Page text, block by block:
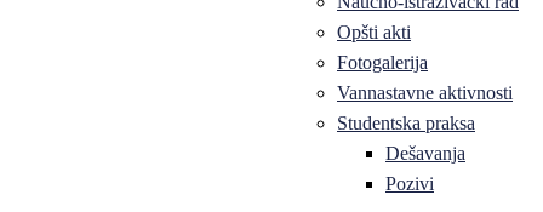
Opšti akti
Fotogalerija
Vannastavne aktivnosti
Studentska praksa
Dešavanja
Pozivi